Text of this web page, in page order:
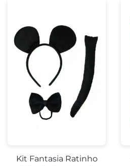
Kit Fantasia Ratinho